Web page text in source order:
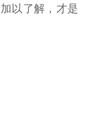
以了解，才是